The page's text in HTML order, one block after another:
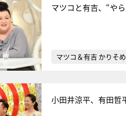
マツコと有吉、“や
マツコ＆有吉 かりそ
小田井涼平、有田哲